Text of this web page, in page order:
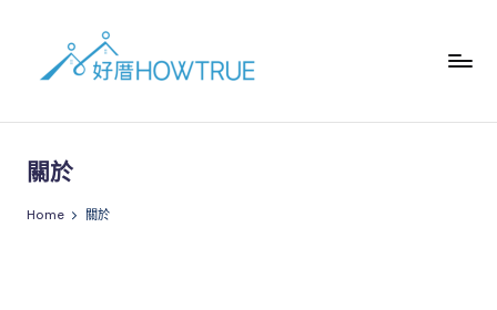
關於
Home 關於